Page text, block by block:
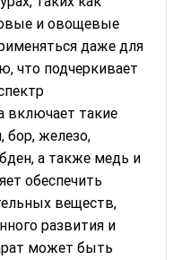
и овощевые
даже для
что подчеркивает
включает такие
бор, железо,
а также медь и
обеспечить
веществ,
развития и
может быть